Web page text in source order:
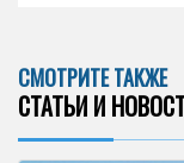
СМОТРИТЕ ТАКЖЕ
СТАТЬИ И